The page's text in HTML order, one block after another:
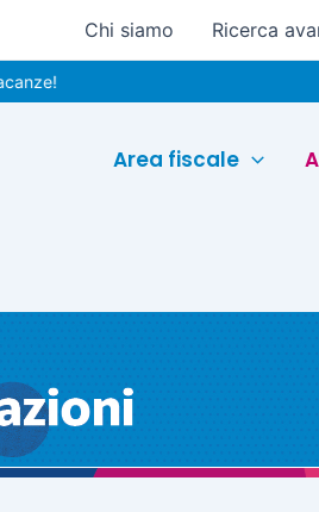
Chi siamo Ricerca
Area fiscale